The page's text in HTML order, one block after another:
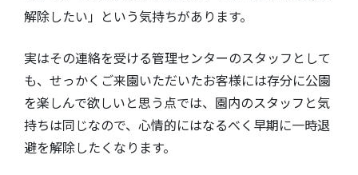
解除したい」という気持ちがあります。
実はその連絡を受ける管理センターのスタッフとして
も、せっかくご来園いただいたお客様には存分に公園
を楽しんで欲しいと思う点では、園内のスタッフと気
持ちは同じなので、心情的にはなるべく早期に一時退
避を解除したくなります。